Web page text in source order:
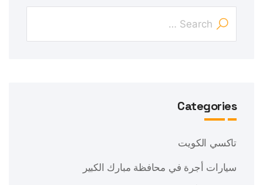
Categories
تاكسي الكويت
سيارات أجرة في محافظة مبارك الكبير